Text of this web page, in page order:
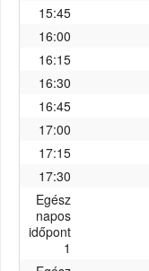
15:45
16:00
16:15
16:30
16:45
17:00
17:15
17:30
Egész
napos
időpont
1